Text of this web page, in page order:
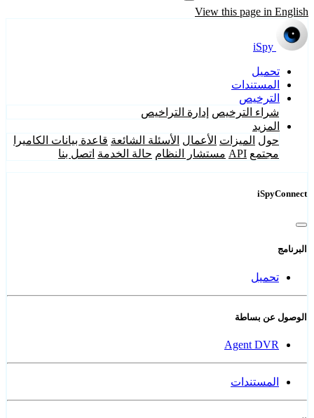
View this page in English
iSpy
تحميل
المستندات
الترخيص
شراء الترخيص إدارة التراخيص
المزيد
حول الميزات الأعمال الأسئلة الشائعة قاعدة بيانات الكاميرا
مجتمع API مستشار النظام حالة الخدمة اتصل بنا
iSpyConnect
البرنامج
تحميل
الوصول عن بساطة
Agent DVR
المستندات